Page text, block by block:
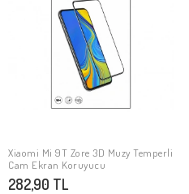
SEPETE EKLE
Xiaomi Mi 9T Zore 3D Muzy Temperli
Cam Ekran Koruyucu
282,90 TL